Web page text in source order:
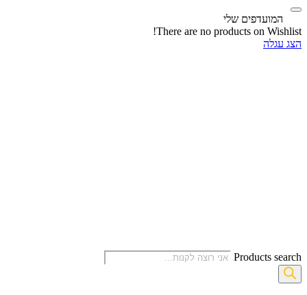
המועדפים שלי
There are no products on Wishlist!
הצג עגלה
Products search